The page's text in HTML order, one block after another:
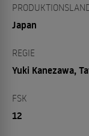
Japan
REGIE
Yuki Kanezawa,
FSK
12